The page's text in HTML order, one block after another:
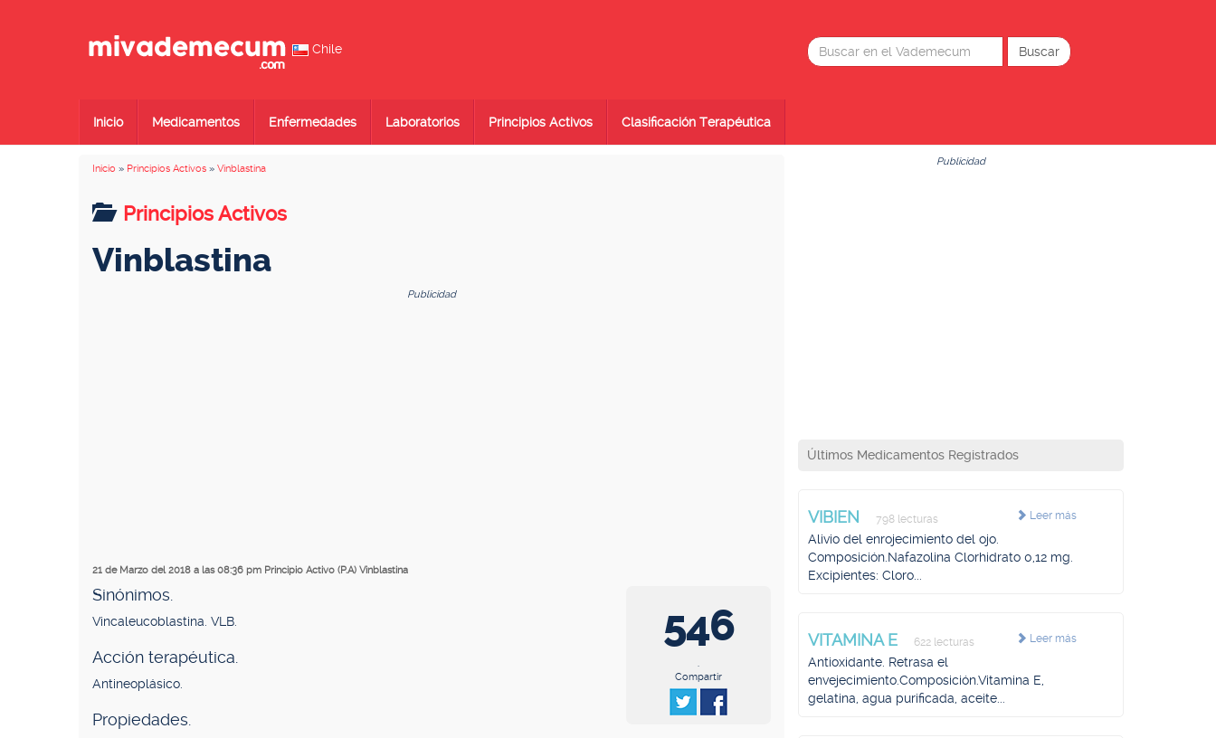
Chile
Inicio Medicamentos Enfermedades Laboratorios Principios Activos Clasificación Terapéutica
Inicio » Principios Activos » Vinblastina
Principios Activos
Vinblastina
Publicidad
21 de Marzo del 2018 a las 08:36 pm Principio Activo (P.A) Vinblastina
546
.
Compartir
Sinónimos.
Vincaleucoblastina. VLB.
Acción terapéutica.
Antineoplásico.
Propiedades.
Publicidad
Últimos Medicamentos Registrados
Leer más
VIBIEN 798 lecturas
Alivio del enrojecimiento del ojo.
Composición.Nafazolina Clorhidrato 0,12 mg.
Excipientes: Cloro...
Leer más
VITAMINA E 622 lecturas
Antioxidante. Retrasa el
envejecimiento.Composición.Vitamina E,
gelatina, agua purificada, aceite...